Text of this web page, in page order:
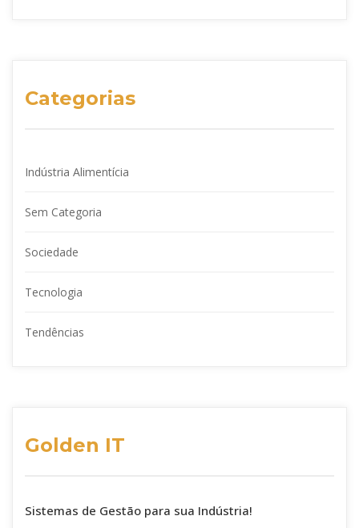
Categorias
Indústria Alimentícia
Sem Categoria
Sociedade
Tecnologia
Tendências
Golden IT
Sistemas de Gestão para sua Indústria!